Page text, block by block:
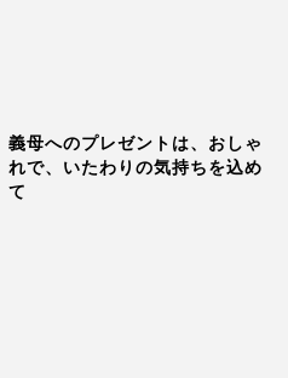
すめ。
うなら、ビニール袋に入れ
義母へのプレゼントは、おしゃ
れで、いたわりの気持ちを込め
て